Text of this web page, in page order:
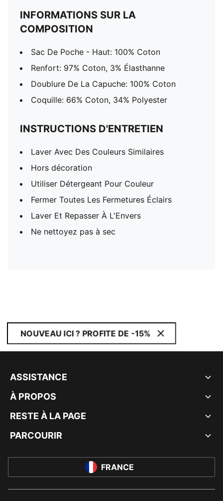
INFORMATIONS SUR LA
COMPOSITION
Sac De Poche - Haut: 100% Coton
Renfort: 97% Coton, 3% Élasthanne
Doublure De La Capuche: 100% Coton
Coquille: 66% Coton, 34% Polyester
INSTRUCTIONS D'ENTRETIEN
Laver Avec Des Couleurs Similaires
Hors décoration
Utiliser Détergeant Pour Couleur
Fermer Toutes Les Fermetures Éclairs
Laver Et Repasser À L'Envers
Ne nettoyez pas à sec
NOUVEAU ICI ? PROFITE DE -15%
ASSISTANCE
À PROPOS
RESTE À LA PAGE
PARCOURIR
FRANCE